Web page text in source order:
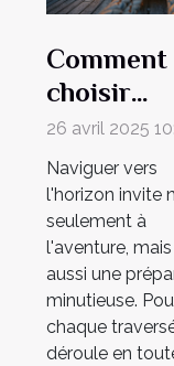
Comment
choisir
idéal pour
votre
26 avril 2025
Naviguer vers
l'horizon invite
seulement à
l'aventure,
aussi une
minutieuse.
chaque
déroule en